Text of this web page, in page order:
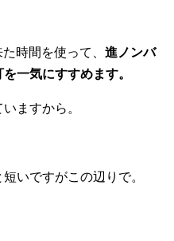
時間を使って、 進ノンバ
一気にすすめます。
ますから。
いですがこの辺りで。